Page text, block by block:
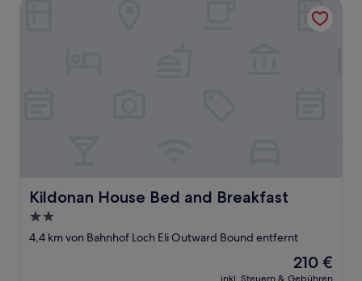
Kildonan House Bed and Breakfast
Kildonan House Bed and Breakfast
2.0-
Sterne-
4,4 km von Bahnhof Loch Eli Outward Bound entfernt
Der
Preis
210 €